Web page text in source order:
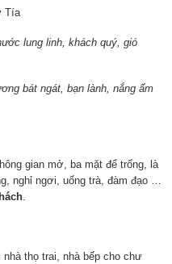
Tía
lung linh, khách quý, gió
ngát, bạn lành, nắng ấm
gian mở, ba mặt để trống, là
nghỉ ngơi, uống trà, đàm đạo …
.
nhà thọ trai, nhà bếp cho chư